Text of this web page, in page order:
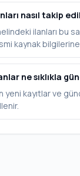
nasıl takip
ilanları bu
kaynak
ne sıklıkla
yeni kayıtlar ve